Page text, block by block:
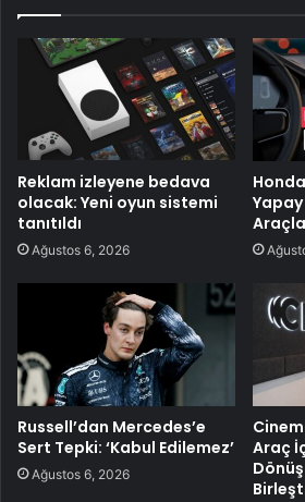
Reklam izleyene bedava
olacak: Yeni oyun sistemi
tanıtıldı
Ağustos 6, 2026
Yapay
Russell’dan Mercedes’e
Sert Tepki: ‘Kabul Edilemez’
Ağustos 6, 2026
Araç